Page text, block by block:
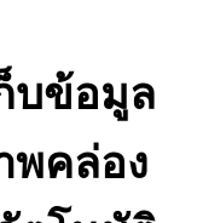
บข้อมูล
พคล่อง